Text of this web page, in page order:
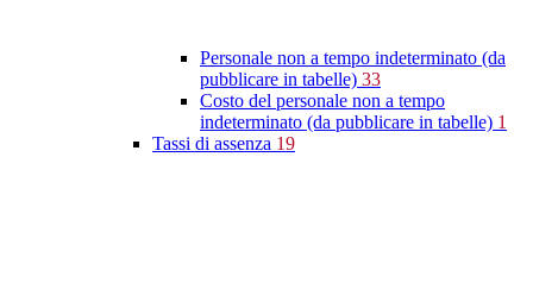
Personale non a tempo indeterminato (da
pubblicare in tabelle) 33
Costo del personale non a tempo
indeterminato (da pubblicare in tabelle) 1
Tassi di assenza 19